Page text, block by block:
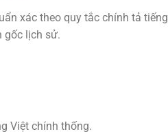
xác theo quy tắc chính tả tiếng
gốc lịch sử.
Việt chính thống.